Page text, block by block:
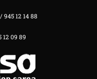
945 12 14 88
12 09 89